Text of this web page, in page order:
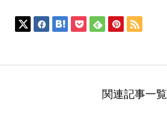
関連記事一覧